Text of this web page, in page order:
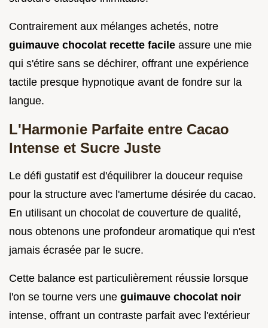
Contrairement aux mélanges achetés, notre
guimauve chocolat recette facile assure une mie
qui s'étire sans se déchirer, offrant une expérience
tactile presque hypnotique avant de fondre sur la
langue.
L'Harmonie Parfaite entre Cacao
Intense et Sucre Juste
Le défi gustatif est d'équilibrer la douceur requise
pour la structure avec l'amertume désirée du cacao.
En utilisant un chocolat de couverture de qualité,
nous obtenons une profondeur aromatique qui n'est
jamais écrasée par le sucre.
Cette balance est particulièrement réussie lorsque
l'on se tourne vers une guimauve chocolat noir
intense, offrant un contraste parfait avec l'extérieur